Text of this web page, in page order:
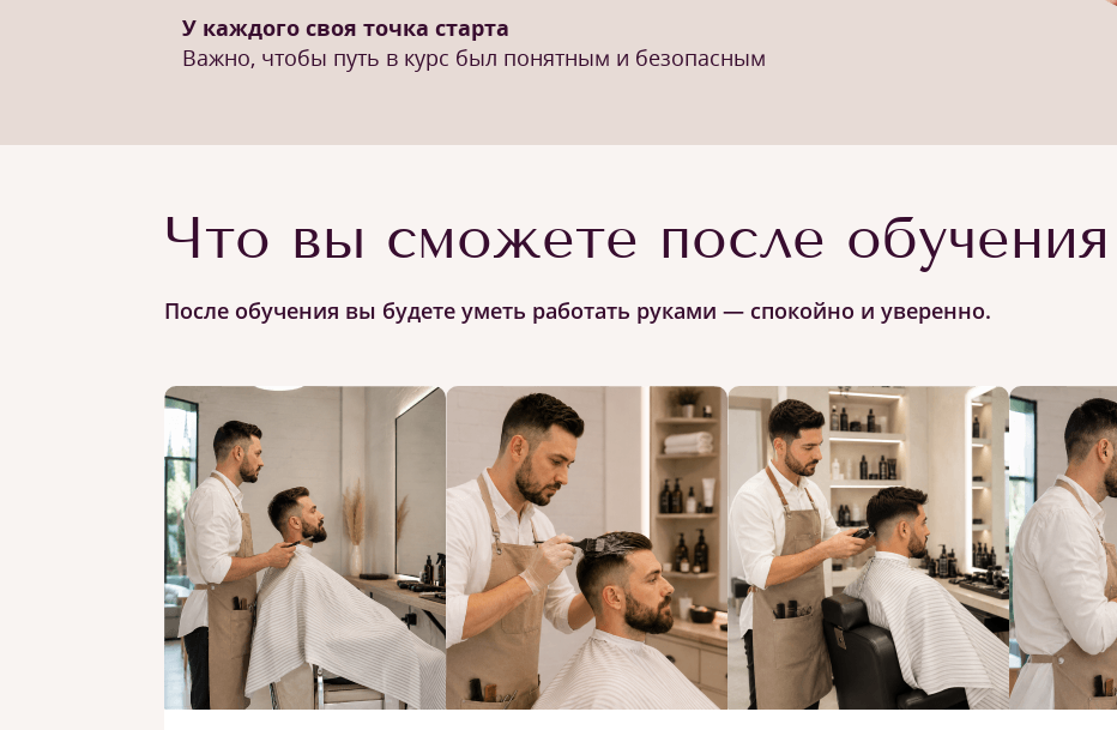
У каждого своя точка старта
Важно, чтобы путь в курс был понятным и безопасным
Что вы сможете после обучения
После обучения вы будете уметь работать руками — спокойно и уверенно.